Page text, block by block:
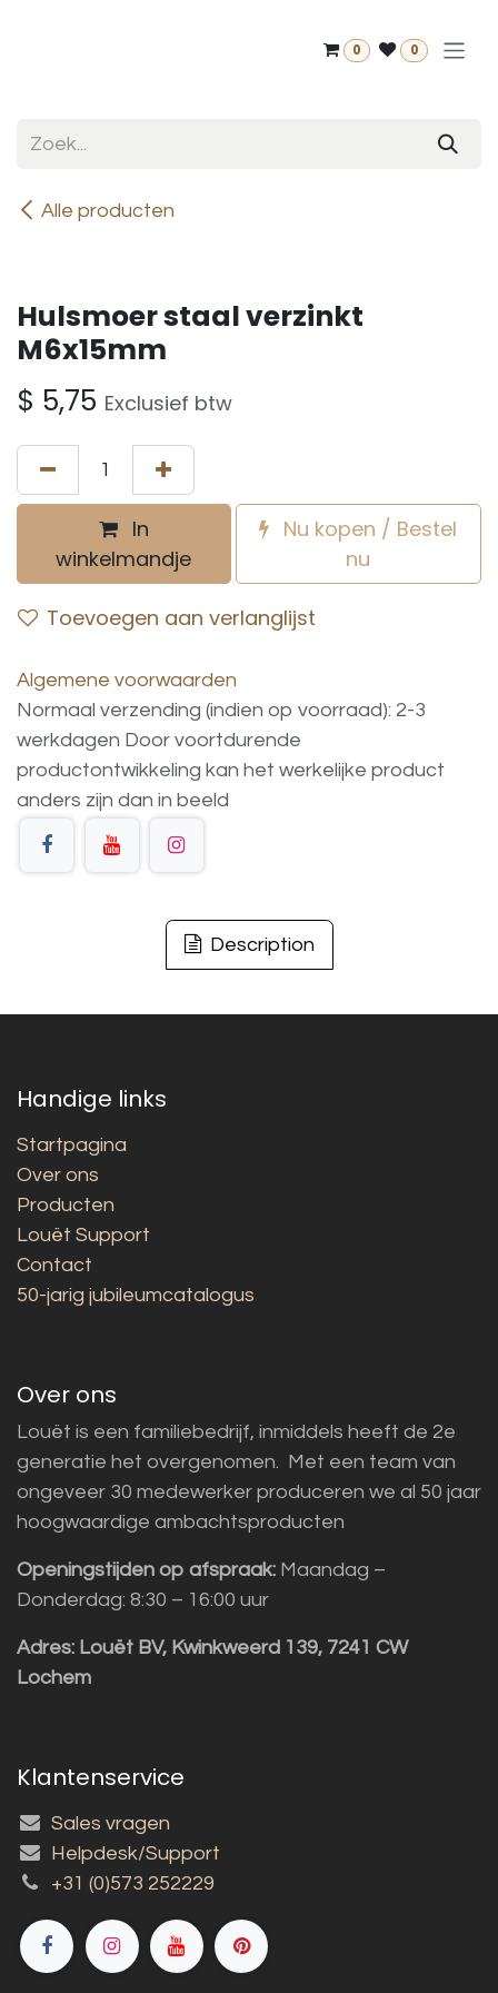
0 0
Alle producten
Hulsmoer staal verzinkt
M6x15mm
$ 5,75 Exclusief btw
In
winkelmandje
Nu kopen / Bestel
nu
Toevoegen aan verlanglijst
Algemene voorwaarden
Normaal verzending (indien op voorraad): 2-3
werkdagen Door voortdurende
productontwikkeling kan het werkelijke product
anders zijn dan in beeld
Description
Handige links
Startpagina
Over ons
Producten
Louët Support
Contact
50-jarig jubileumcatalogus
Over ons
Louët is een familiebedrijf, inmiddels heeft de 2e
generatie het overgenomen. Met een team van
ongeveer 30 medewerker produceren we al 50 jaar
hoogwaardige ambachtsproducten
Openingstijden op afspraak: Maandag –
Donderdag: 8:30 – 16:00 uur
Adres: Louët BV, Kwinkweerd 139, 7241 CW
Lochem
Klantenservice
Sales vragen
Helpdesk/Support
+31 (0)573 252229